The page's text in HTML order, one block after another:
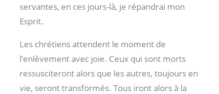
servantes, en ces jours-là, je répandrai mon
Esprit.
Les chrétiens attendent le moment de
l’enlèvement avec joie. Ceux qui sont morts
ressusciteront alors que les autres, toujours en
vie, seront transformés. Tous iront alors à la